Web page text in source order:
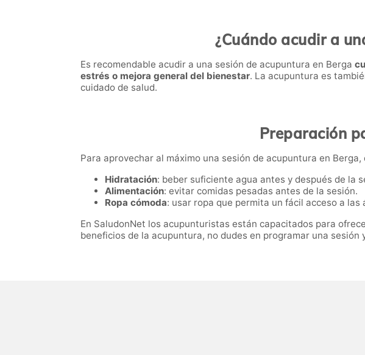
¿Cuándo acudir a
Es recomendable acudir a una sesión de acupuntura en Berga
estrés o mejora general del bienestar. La acupuntura es
cuidado de salud.
Preparación
Para aprovechar al máximo una sesión de acupuntura en
Hidratación: beber suficiente agua antes y después de la
Alimentación: evitar comidas pesadas antes de la sesión.
Ropa cómoda: usar ropa que permita un fácil acceso a
En SaludonNet los acupunturistas están capacitados para
beneficios de la acupuntura, no dudes en programar una